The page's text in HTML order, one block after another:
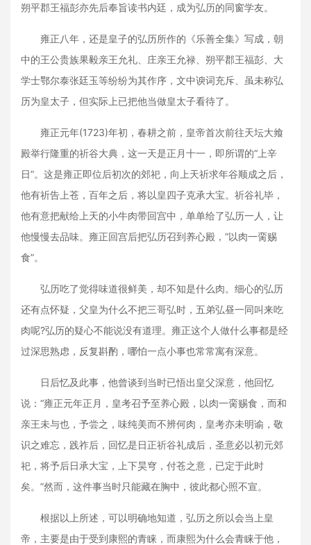
朔平郡王福彭亦先后奉旨读书内廷，成为弘历的同窗学友。
雍正八年，还是皇子的弘历所作的《乐善全集》写成，朝
中的王公贵族果毅亲王允礼、庄亲王允禄、朔平郡王福彭、大
学士鄂尔泰张廷玉等纷纷为其作序，文中谀词充斥、虽未称弘
历为皇太子，但实际上已把他当做皇太子看待了。
雍正元年(1723)年初，春耕之前，皇帝首次前往天坛大飨
殿举行隆重的祈谷大典，这一天是正月十一，即所谓的“上辛
日”。这是雍正即位后初次的郊祀，向上天祈求年谷顺成之后，
他有祈告上苍，百年之后，将以皇四子克承大宝。祈谷礼毕，
他有意把献给上天的小牛肉带回宫中，单单给了弘历一人，让
他慢慢去品味。雍正回宫后把弘历召到养心殿，“以肉一脔赐
食”。
弘历吃了觉得味道很鲜美，却不知是什么肉。细心的弘历
还有点怀疑，父皇为什么不把三哥弘时，五弟弘昼一同叫来吃
肉呢?弘历的疑心不能说没有道理。雍正这个人做什么事都是经
过深思熟虑，反复斟酌，哪怕一点小事也常常寓有深意。
日后忆及此事，他曾谈到当时已悟出皇父深意，他回忆
说：“雍正元年正月，皇考召予至养心殿，以肉一脔赐食，而和
亲王未与也，予尝之，味纯美而不辨何肉，皇考亦未明谕，敬
识之难忘，践祚后，回忆是日正祈谷礼成后，圣意必以初元郊
祀，将予后日承大宝，上下昊穹，付苍之意，已定于此时
矣。”然而，这件事当时只能藏在胸中，彼此都心照不宣。
根据以上所述，可以明确地知道，弘历之所以会当上皇
帝，主要是由于受到康熙的青睐，而康熙为什么会青睐于他，